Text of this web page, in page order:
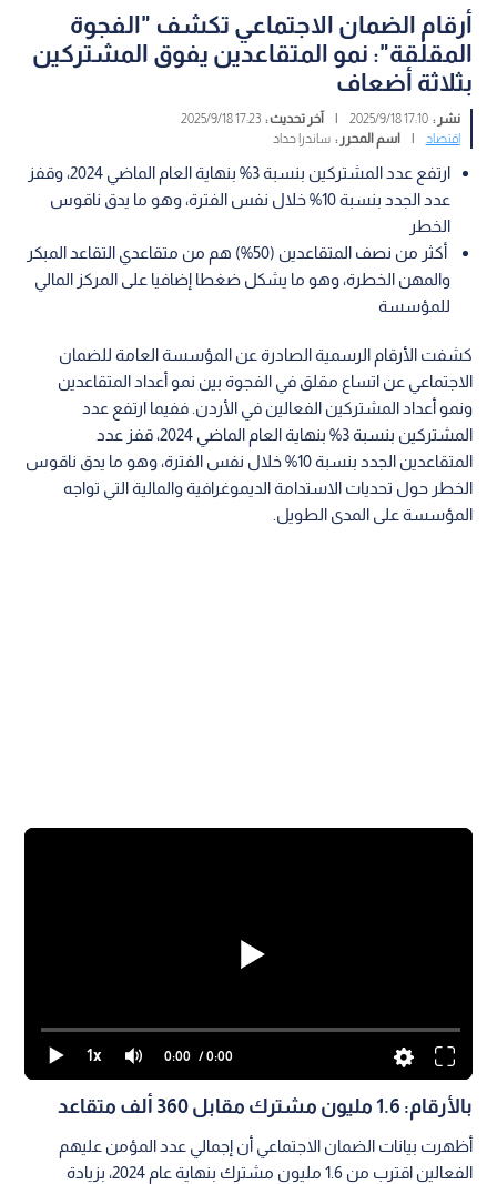
أرقام الضمان الاجتماعي تكشف "الفجوة
المقلقة": نمو المتقاعدين يفوق المشتركين
بثلاثة أضعاف
نشر :17:10 2025/9/18 آخر تحديث :17:23 2025/9/18
اقتصاد
اسم المحرر :ساندرا حداد
ارتفع عدد المشتركين بنسبة 3% بنهاية العام الماضي 2024، وقفز
عدد الجدد بنسبة 10% خلال نفس الفترة، وهو ما يدق ناقوس
الخطر
أكثر من نصف المتقاعدين (50%) هم من متقاعدي التقاعد المبكر
والمهن الخطرة، وهو ما يشكل ضغطا إضافيا على المركز المالي
للمؤسسة
كشفت الأرقام الرسمية الصادرة عن المؤسسة العامة للضمان
الاجتماعي عن اتساع مقلق في الفجوة بين نمو أعداد المتقاعدين
ونمو أعداد المشتركين الفعالين في الأردن. ففيما ارتفع عدد
المشتركين بنسبة 3% بنهاية العام الماضي 2024، قفز عدد
المتقاعدين الجدد بنسبة 10% خلال نفس الفترة، وهو ما يدق ناقوس
الخطر حول تحديات الاستدامة الديموغرافية والمالية التي تواجه
المؤسسة على المدى الطويل.
1x 0:00 / 0:00
بالأرقام: 1.6 مليون مشترك مقابل 360 ألف متقاعد
أظهرت بيانات الضمان الاجتماعي أن إجمالي عدد المؤمن عليهم
الفعالين اقترب من 1.6 مليون مشترك بنهاية عام 2024، بزيادة